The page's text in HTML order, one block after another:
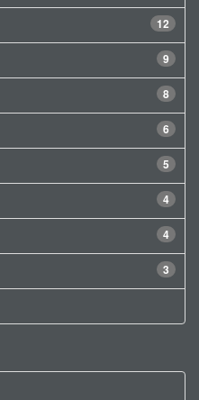
12
9
8
6
5
4
4
3